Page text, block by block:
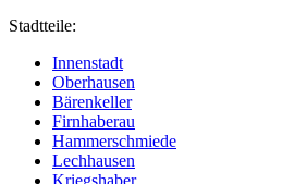
Stadtteile:
Innenstadt
Oberhausen
Bärenkeller
Firnhaberau
Hammerschmiede
Lechhausen